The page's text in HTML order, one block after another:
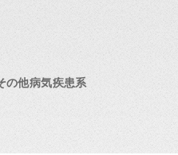
の他病気疾患系